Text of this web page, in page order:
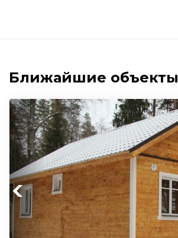
Ближайшие объекты
Previous